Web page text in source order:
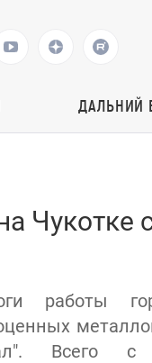
ДАЛЬНИЙ
Чукотке
работы
Всего с